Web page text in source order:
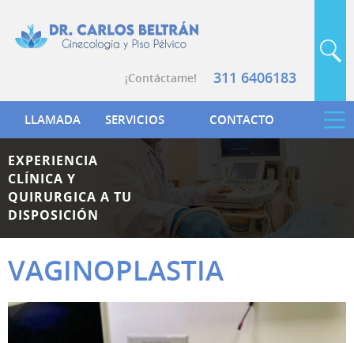
LLAMADA SERVICIOS CONTACTO
¡Contáctame! 311 6406183
EXPERIENCIA
CLÍNICA Y
QUIRURGICA A TU
DISPOSICIÓN
VAGINOPLASTIA